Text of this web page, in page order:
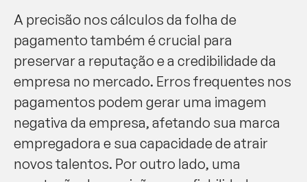
A precisão nos cálculos da folha de
pagamento também é crucial para
preservar a reputação e a credibilidade da
empresa no mercado. Erros frequentes nos
pagamentos podem gerar uma imagem
negativa da empresa, afetando sua marca
empregadora e sua capacidade de atrair
novos talentos. Por outro lado, uma